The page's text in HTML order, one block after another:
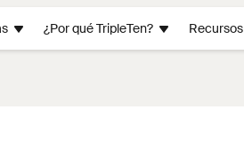
¿Por qué TripleTen? Recursos